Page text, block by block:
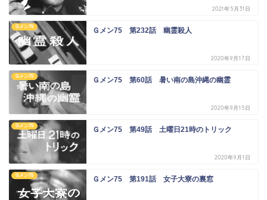
2021年5月31日
Gメン75 Ｇメン75 第232話 幽霊殺人
2020年9月17日
Gメン75 Ｇメン75 第60話 暑い南の島沖縄の幽霊
2020年9月15日
Gメン75 Ｇメン75 第49話 土曜日21時のトリック
2020年9月1日
Gメン75 Ｇメン75 第191話 女子大寮の裏窓